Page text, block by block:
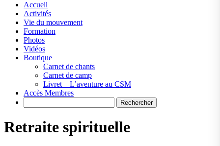
Accueil
Activités
Vie du mouvement
Formation
Photos
Vidéos
Boutique
Carnet de chants
Carnet de camp
Livret – L’aventure au CSM
Accès Membres
Retraite spirituelle